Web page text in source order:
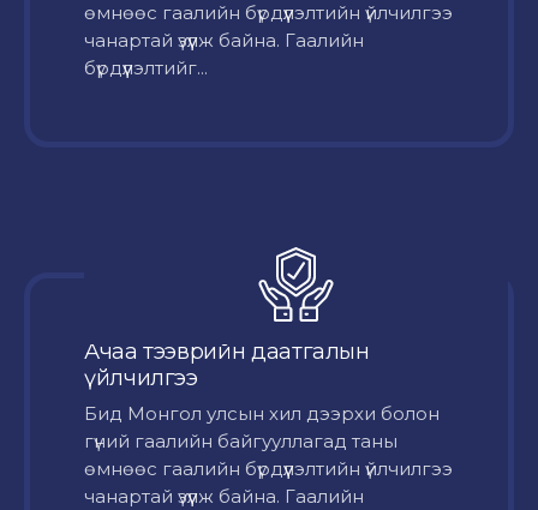
өмнөөс гаалийн бүрдүүлэлтийн үйлчилгээ
чанартай үзүүлж байна. Гаалийн
бүрдүүлэлтийг...
Ачаа тээврийн даатгалын
үйлчилгээ
Бид Монгол улсын хил дээрхи болон
гүний гаалийн байгууллагад таны
өмнөөс гаалийн бүрдүүлэлтийн үйлчилгээ
чанартай үзүүлж байна. Гаалийн